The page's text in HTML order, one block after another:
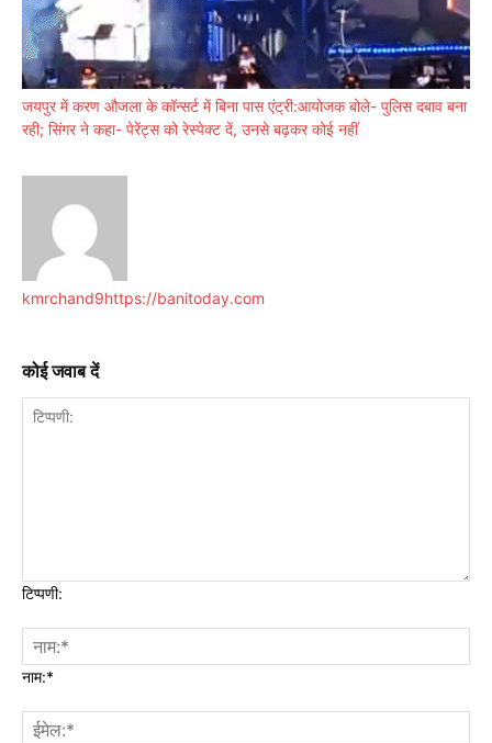
जयपुर में करण औजला के कॉन्सर्ट में बिना पास एंट्री:आयोजक बोले- पुलिस दबाव बना
रही; सिंगर ने कहा- पेरेंट्स को रेस्पेक्ट दें, उनसे बढ़कर कोई नहीं
kmrchand9https://banitoday.com
कोई जवाब दें
टिप्पणी:
नाम:*